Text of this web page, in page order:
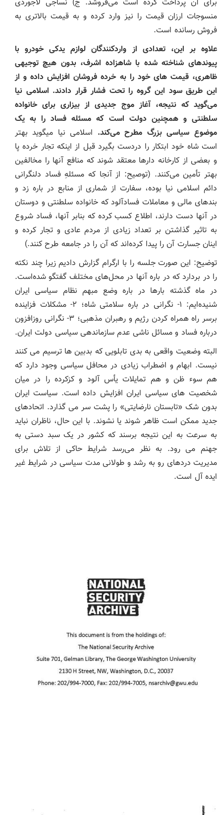
برای آن پرداخت کرده است می‌فروشد. ج) نساجی لاجوردی
منسوجات ارزان قیمت را نیز وارد کرده و به قیمت بالاتری به
فروش رسانده است.
علاوه بر این، تعدادی از واردکنندگان لوازم یدکی خودرو با
پیوندهای شناخته شده با شاهزاده اشرف، بدون هیچ توجیهی
ظاهری، قیمت های خود را به خرده فروشان افزایش داده و از
این طریق سود این گروه را تحت فشار قرار دادند. اسلامی نیا
می‌گوید که نتیجه، آغاز موج جدیدی از بیزاری برای خانواده
سلطنتی و همچنین دولت است که مسئله فساد را به یک
موضوع سیاسی بزرگ مطرح می‌کند. اسلامی نیا میگوید بهتر
است شاه خود ابتکار را دردست بگیرد قبل از اینکه تجار خرده پا
و بعضی از کارخانه دارها معتقد شوند که منافع آنها را مخالفین
بهتر تأمین می‌کنند. (توصیح: از آنجا که مسئلهِ فساد دلنگرانی
دائم اسلامی نیا بوده، سفارت از شماری از منابع در باره زد و
بندهای مالی و معاملات فسادآلود که خانواده سلطنتی و دوستان
در آنها دست دارند، اطلاع کسب کرده که بنابر آنها، فساد شروع
به تاثیر گذاشتن بر تعداد زیادی از مردم عادی و تجار کرده و
اینان جسارت آن را پیدا کرده‌‌اند که آن را در جامعه طرح کنند.)
توضیح: این صورت جلسه را با ارگرام گزارش دادیم زیرا چند نکته
را در بردارد که در باره آنها در محل‌های مختلف گفتگو شده‌است.
در ماه گذشته بارها در باره وضع مبهم نظام سیاسی ایران
شنیده‌ایم: ۱- نگرانی در باره سلامتی شاه؛ ۲- مشکلات فزاینده
برسر راه همراه کردن رژیم و رهبران مذهبی؛ ۳- نگرانی روزافزون
درباره فساد و مسائل ناشی عدم سازماندهی سیاسی دولت ایران.
البته وضعیت واقعی به بدی تابلویی که بدبین ها ترسیم می کنند
نیست. ابهام و اضطراب زیادی در محافل سیاسی وجود دارد که
هم سوء ظن و هم تمایلات یأس آلود و کزکرده را در میان
شخصیت های سیاسی ایران افزایش داده است. سیاست ایران
بدون شک «تابستان نارضایتی» را پشت سر می گذارد. اتحادهای
جدید ممکن است ظاهر شوند یا نشوند. با این حال، ناظران نباید
به سرعت به این نتیجه برسند که کشور در یک سبد دستی به
جهنم می رود. به نظر می‌رسد شرایط حاکی از تلاش برای
مدیریت دردهای رو به رشد و طولانی مدت سیاسی در شرایط غیر
ایده آل است.